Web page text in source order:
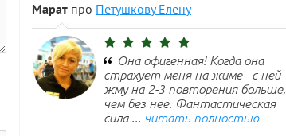
Марат про Петушкову Елену
Она офигенная! Когда она
страхует меня на жиме - с ней
жму на 2-3 повторения больше,
чем без нее. Фантастическая
сила ... читать полностью